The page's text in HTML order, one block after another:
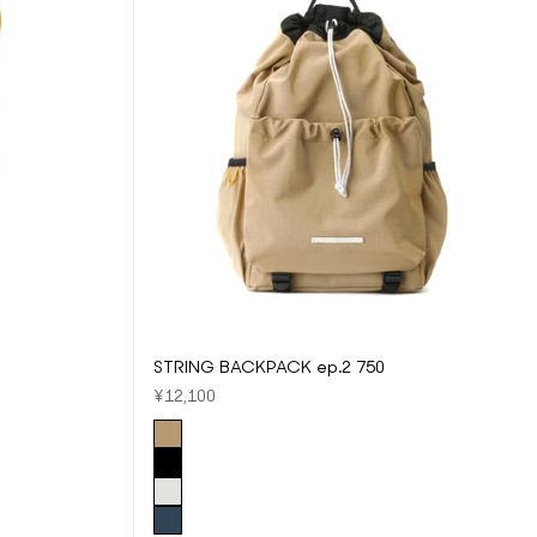
STRING BACKPACK ep.2 750
セール価格
¥12,100
BEIGE
BLACK
GRAY
NAVY